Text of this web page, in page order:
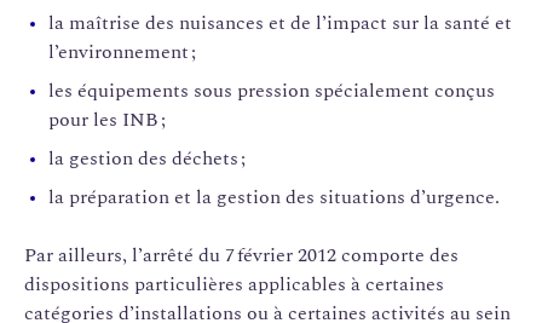
la maîtrise des nuisances et de l’impact sur la santé et
l’environnement ;
les équipements sous pression spécialement conçus
pour les INB ;
la gestion des déchets ;
la préparation et la gestion des situations d’urgence.
Par ailleurs, l’arrêté du 7 février 2012 comporte des
dispositions particulières applicables à certaines
catégories d’installations ou à certaines activités au sein